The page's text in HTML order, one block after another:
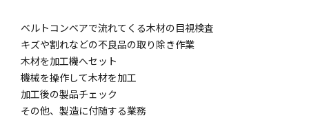
ベルトコンベアで流れてくる木材の目視検査
キズや割れなどの不良品の取り除き作業
木材を加工機へセット
機械を操作して木材を加工
加工後の製品チェック
その他、製造に付随する業務